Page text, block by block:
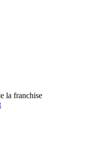
la franchise